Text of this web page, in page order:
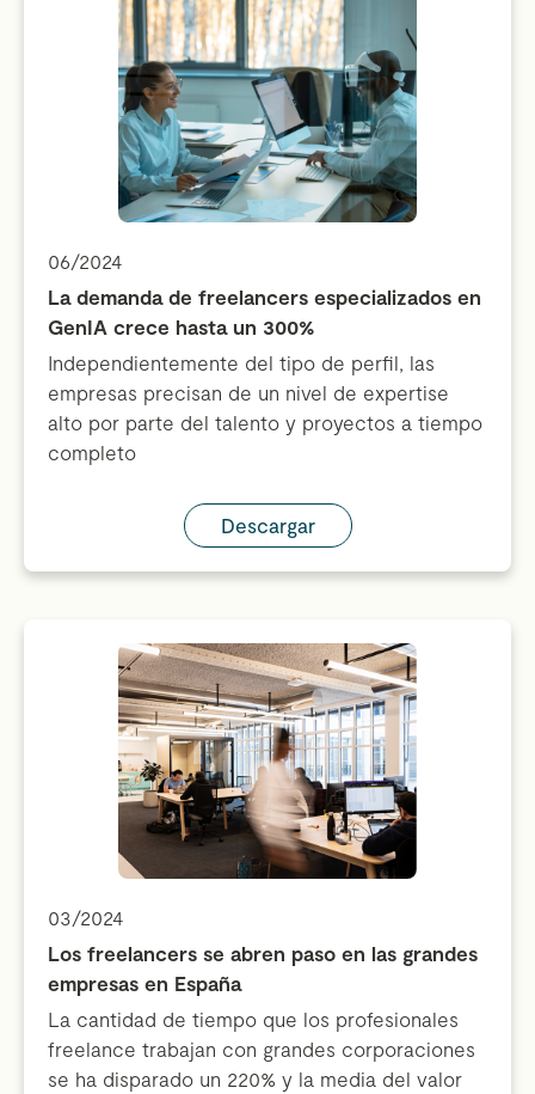
06/2024
La demanda de freelancers especializados en
GenIA crece hasta un 300%
Independientemente del tipo de perfil, las
empresas precisan de un nivel de expertise
alto por parte del talento y proyectos a tiempo
completo
Descargar
03/2024
Los freelancers se abren paso en las grandes
empresas en España
La cantidad de tiempo que los profesionales
freelance trabajan con grandes corporaciones
se ha disparado un 220% y la media del valor